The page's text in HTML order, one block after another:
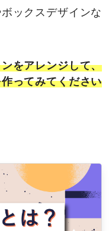
ックスデザインな
をアレンジして、
ってみてください